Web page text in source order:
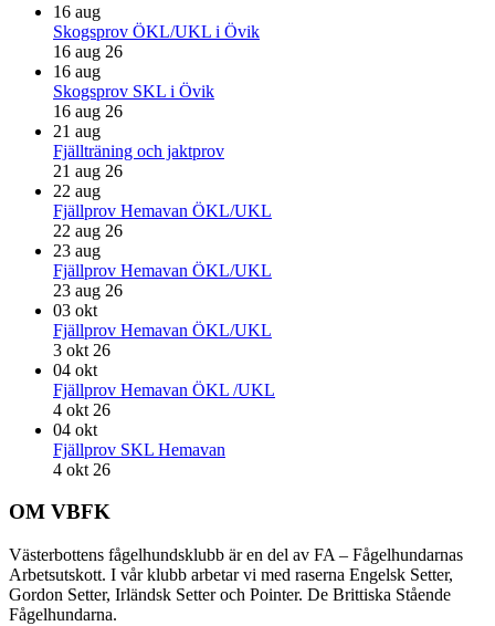
16 aug
Skogsprov ÖKL/UKL i Övik
16 aug 26
16 aug
Skogsprov SKL i Övik
16 aug 26
21 aug
Fjällträning och jaktprov
21 aug 26
22 aug
Fjällprov Hemavan ÖKL/UKL
22 aug 26
23 aug
Fjällprov Hemavan ÖKL/UKL
23 aug 26
03 okt
Fjällprov Hemavan ÖKL/UKL
3 okt 26
04 okt
Fjällprov Hemavan ÖKL /UKL
4 okt 26
04 okt
Fjällprov SKL Hemavan
4 okt 26
Footer
OM VBFK
Västerbottens fågelhundsklubb är en del av FA – Fågelhundarnas
Arbetsutskott. I vår klubb arbetar vi med raserna Engelsk Setter,
Gordon Setter, Irländsk Setter och Pointer. De Brittiska Stående
Fågelhundarna.